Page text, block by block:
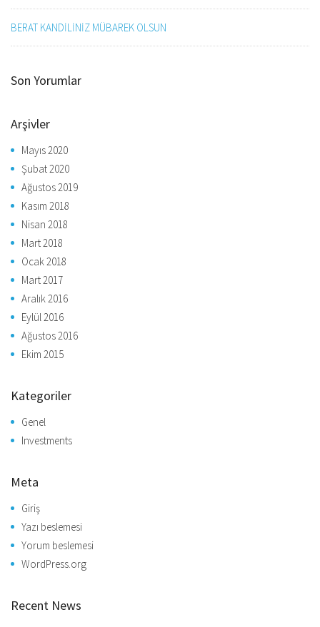
BERAT KANDİLİNİZ MÜBAREK OLSUN
Son Yorumlar
Arşivler
Mayıs 2020
Şubat 2020
Ağustos 2019
Kasım 2018
Nisan 2018
Mart 2018
Ocak 2018
Mart 2017
Aralık 2016
Eylül 2016
Ağustos 2016
Ekim 2015
Kategoriler
Genel
Investments
Meta
Giriş
Yazı beslemesi
Yorum beslemesi
WordPress.org
Recent News